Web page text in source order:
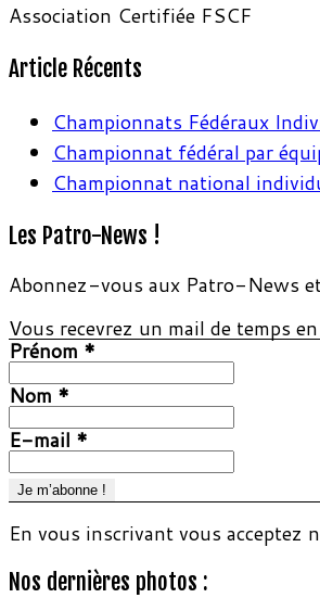
Association Certifiée FSCF
Article Récents
Championnats Fédéraux
Championnat fédéral par
Championnat national
Les Patro-News !
Abonnez-vous aux Patro-News
Vous recevrez un mail de temps
Prénom *
Nom *
E-mail *
En vous inscrivant vous acceptez
Nos dernières photos :